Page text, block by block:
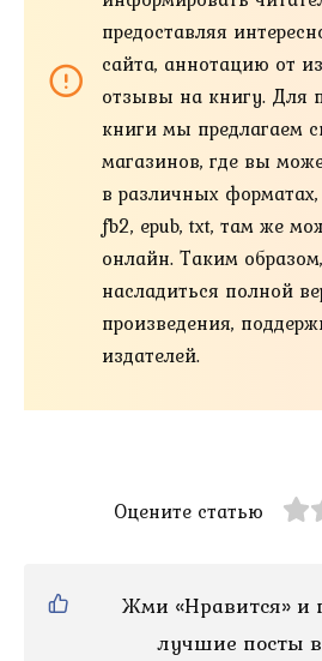
предоставляя
сайта, аннотацию от
отзывы на книгу. Для
книги мы предлагаем
магазинов, где вы
в различных
fb2, epub, txt, там же
онлайн. Таким
насладиться полной
произведения,
издателей.
Оцените статью
Жми «Нравится» и
лучшие посты